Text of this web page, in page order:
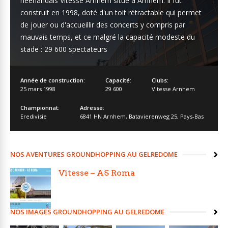
construit en 1998, doté d'un toit rétractable qui permet
de jouer ou d'accueillir des concerts y compris par
mauvais temps, et ce malgré la capacité modeste du
stade : 29 600 spectateurs
Année de construction:
25 mars 1998
Capacité:
29 600
Clubs:
Vitesse Arnhem
Championnat:
Eredivisie
Adresse:
6841 HN Arnhem, Batavierenweg 25, Pays-Bas
NOS AVENTURES GROUNDHOPPING AU GELREDOME
Vitesse – AS Roma
NOS IMAGES GROUNDHOPPING AU GELREDOME